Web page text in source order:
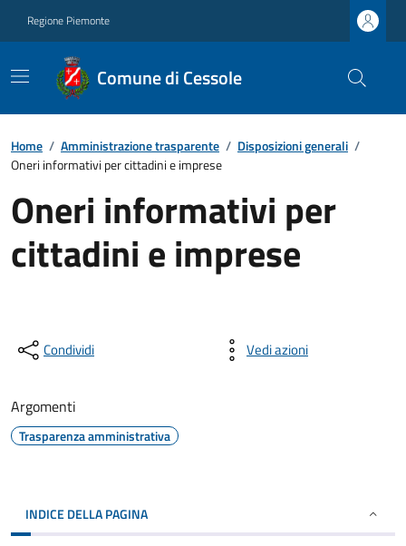
Regione Piemonte
Comune di Cessole
Home / Amministrazione trasparente / Disposizioni generali /
Oneri informativi per cittadini e imprese
Oneri informativi per
cittadini e imprese
Condividi Vedi azioni
Argomenti
Trasparenza amministrativa
INDICE DELLA PAGINA